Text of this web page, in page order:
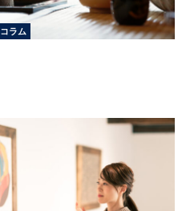
コラム